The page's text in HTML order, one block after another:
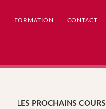
FORMATION CONTACT
LES PROCHAINS COURS